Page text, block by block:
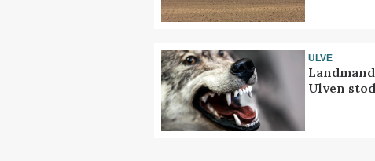
ULVE
Ulven